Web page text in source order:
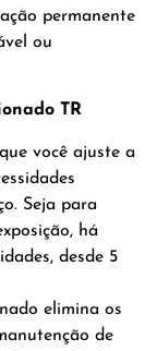
permanente
ou
TR
você ajuste a
Seja para
há
desde 5
elimina os
de